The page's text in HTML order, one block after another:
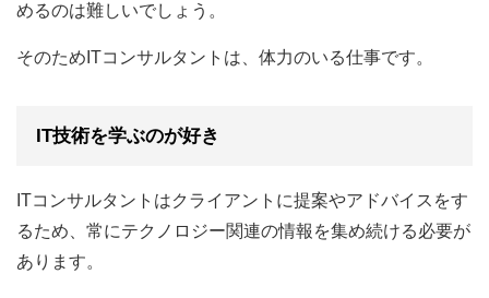
めるのは難しいでしょう。
そのためITコンサルタントは、体力のいる仕事です。
IT技術を学ぶのが好き
ITコンサルタントはクライアントに提案やアドバイスをす
るため、常にテクノロジー関連の情報を集め続ける必要が
あります。